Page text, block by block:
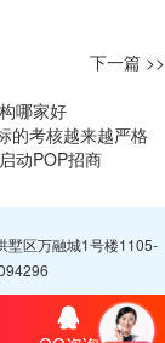
下一篇 >>
哪家好
的考核越来越严格
动POP招商
墅区万融城1号楼1105-